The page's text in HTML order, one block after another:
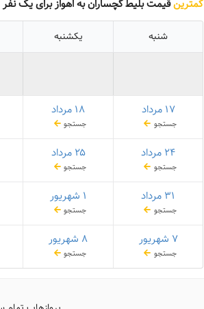
کمترینقیمت بلیط گچساران به اهواز برای یک نفر
شنبه یکشنبه
۱۷ مرداد
جستجو
۱۸ مرداد
جستجو
۲۴ مرداد
جستجو
۲۵ مرداد
جستجو
۳۱ مرداد
جستجو
۱ شهریور
جستجو
۷ شهریور
جستجو
۸ شهریور
جستجو